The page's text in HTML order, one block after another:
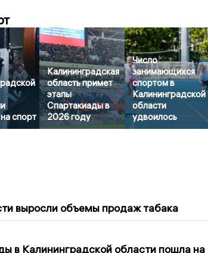
спорт
Калининградская
область примет
этапы
Спартакиады в
2026 году
Число
занимающихся
спортом в
Калининградской
области
удвоилось
выросли объемы продаж табака
в Калининградской области пошла на